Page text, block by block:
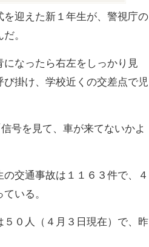
迎えた新１年生が、警視庁の
。
なったら右左をしっかり見
掛け、学校近くの交差点で児
号を見て、車が来てないかよ
交通事故は１１６３件で、４
いる。
０人（４月３日現在）で、昨